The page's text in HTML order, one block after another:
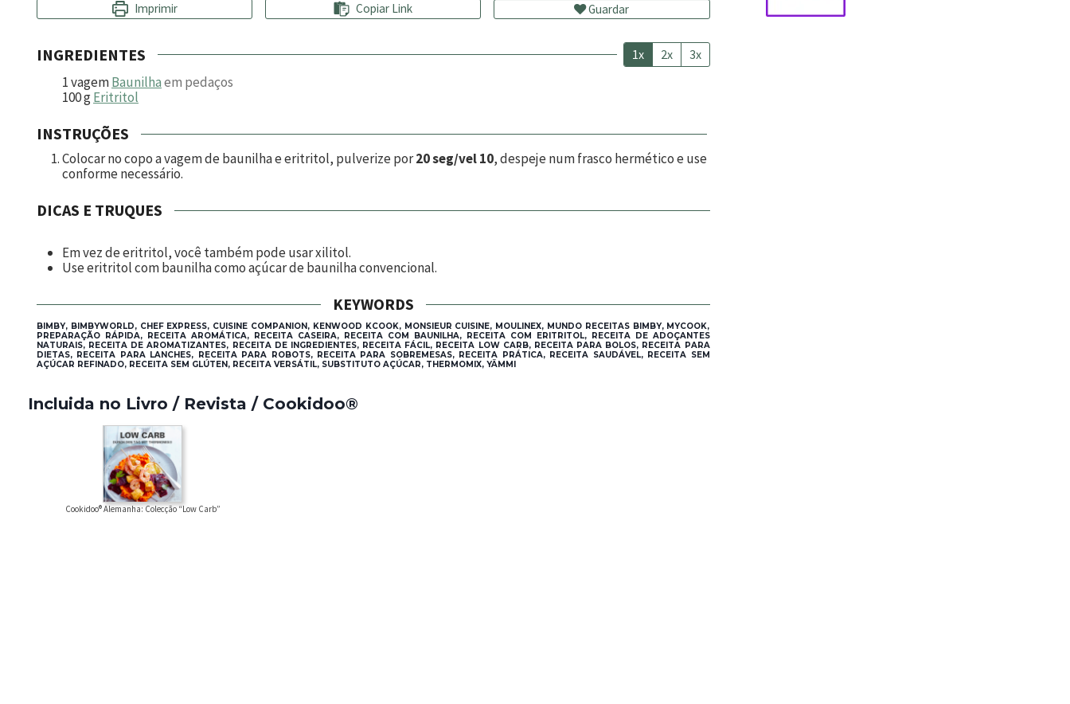
Imprimir Copiar Link Guardar
INGREDIENTES 1x 2x 3x
1vagemBaunilhaem pedaços
100gEritritol
INSTRUÇÕES
Colocar no copo a vagem de baunilha e eritritol, pulverize por20 seg/vel 10, despeje num frasco hermético e use
conforme necessário.
DICAS E TRUQUES
Em vez de eritritol, você também pode usar xilitol.
Use eritritol com baunilha como açúcar de baunilha convencional.
KEYWORDS
BIMBY, BIMBYWORLD, CHEF EXPRESS, CUISINE COMPANION, KENWOOD KCOOK, MONSIEUR CUISINE, MOULINEX, MUNDO RECEITAS BIMBY, MYCOOK,
PREPARAÇÃO RÁPIDA, RECEITA AROMÁTICA, RECEITA CASEIRA, RECEITA COM BAUNILHA, RECEITA COM ERITRITOL, RECEITA DE ADOÇANTES
NATURAIS, RECEITA DE AROMATIZANTES, RECEITA DE INGREDIENTES, RECEITA FÁCIL, RECEITA LOW CARB, RECEITA PARA BOLOS, RECEITA PARA
DIETAS, RECEITA PARA LANCHES, RECEITA PARA ROBOTS, RECEITA PARA SOBREMESAS, RECEITA PRÁTICA, RECEITA SAUDÁVEL, RECEITA SEM
AÇÚCAR REFINADO, RECEITA SEM GLÚTEN, RECEITA VERSÁTIL, SUBSTITUTO AÇÚCAR, THERMOMIX, YÄMMI
Incluida no Livro / Revista / Cookidoo®
Cookidoo® Alemanha: Colecção “Low Carb”